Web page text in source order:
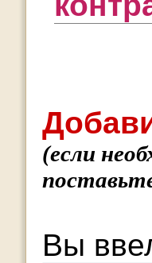
(если
Вы